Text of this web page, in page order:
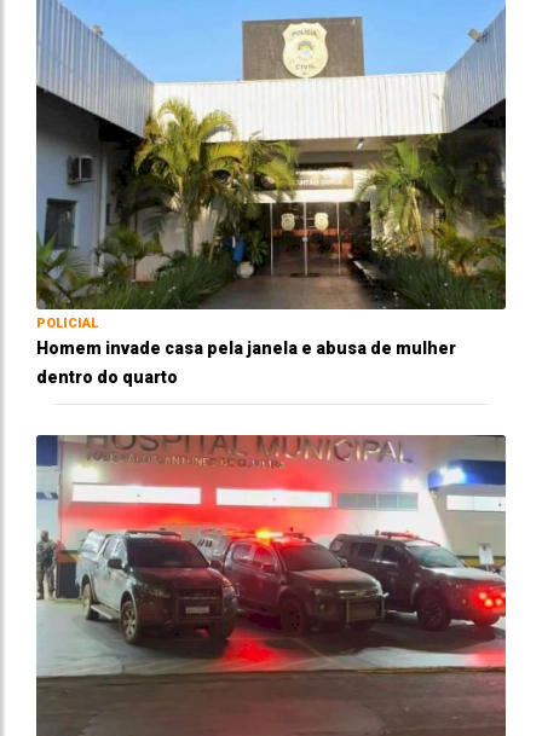
POLICIAL
Homem invade casa pela janela e abusa de mulher
dentro do quarto